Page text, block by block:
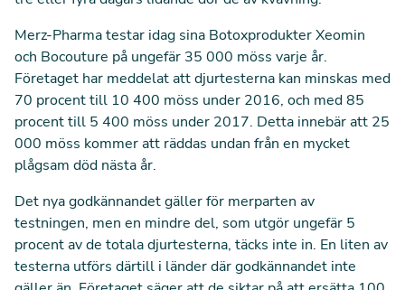
Merz-Pharma testar idag sina Botoxprodukter Xeomin
och Bocouture på ungefär 35 000 möss varje år.
Företaget har meddelat att djurtesterna kan minskas med
70 procent till 10 400 möss under 2016, och med 85
procent till 5 400 möss under 2017. Detta innebär att 25
000 möss kommer att räddas undan från en mycket
plågsam död nästa år.
Det nya godkännandet gäller för merparten av
testningen, men en mindre del, som utgör ungefär 5
procent av de totala djurtesterna, täcks inte in. En liten av
testerna utförs därtill i länder där godkännandet inte